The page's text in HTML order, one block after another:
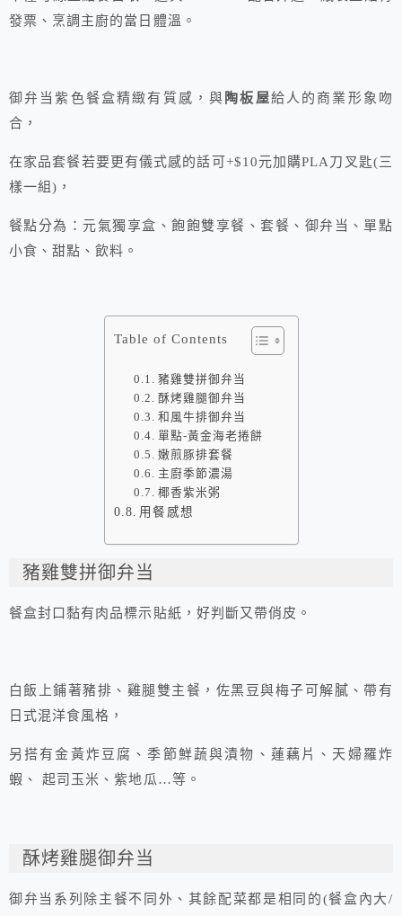
發票、烹調主廚的當日體溫。
御弁当紫色餐盒精緻有質感，與 陶板屋給人的商業形象吻
合，
在家品套餐若要更有儀式感的話可+$10元加購PLA刀叉匙(三
樣一組)，
餐點分為：元氣獨享盒、飽飽雙享餐、套餐、御弁当、單點
小食、甜點、飲料。
Table of Contents
豬雞雙拼御弁当
酥烤雞腿御弁当
和風牛排御弁当
單點-黃金海老捲餅
嫩煎豚排套餐
主廚季節濃湯
椰香紫米粥
用餐感想
豬雞雙拼御弁当
餐盒封口黏有肉品標示貼紙，好判斷又帶俏皮。
白飯上鋪著豬排、雞腿雙主餐，佐黑豆與梅子可解膩、帶有
日式混洋食風格，
另搭有金黃炸豆腐、季節鮮蔬與漬物、蓮藕片、天婦羅炸
蝦、 起司玉米、紫地瓜…等。
酥烤雞腿御弁当
御弁当系列除主餐不同外、其餘配菜都是相同的(餐盒內大/